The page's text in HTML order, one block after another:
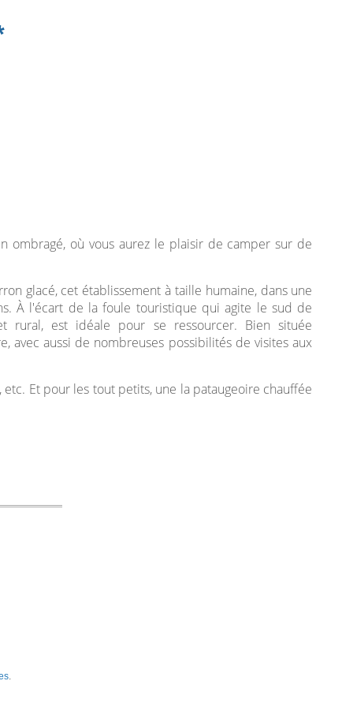
ombragé, où vous aurez le plaisir de camper sur de
glacé, cet établissement à taille humaine, dans une
À l'écart de la foule touristique qui agite le sud de
rural, est idéale pour se ressourcer. Bien située
avec aussi de nombreuses possibilités de visites aux
Et pour les tout petits, une la pataugeoire chauffée
.